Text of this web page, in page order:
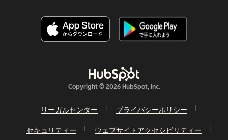
Copyright © 2026 HubSpot, Inc.
リーガルセンター プライバシーポリシー
セキュリティー ウェブサイトアクセシビリティー